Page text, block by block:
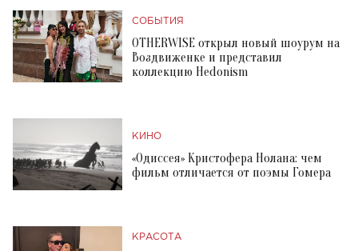
СОБЫТИЯ
OTHERWISE открыл новый шоурум на
Воздвиженке и представил
коллекцию Hedonism
КИНО
«Одиссея» Кристофера Нолана: чем
фильм отличается от поэмы Гомера
КРАСОТА